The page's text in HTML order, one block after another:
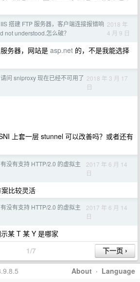
IIS 搭建 FTP 服务器，客户端连接报错响
not understood.怎么破？
2018 年
4 月 9 日
务器，网站是 asp.net 的，不是我能选择
请问 sniproxy 现在已经不可用了 2018 年 3 月 17
日
上套一层 stunnel 可以改善吗？或者还有
有没有支持 HTTP/2.0 的虚拟主
2017 年 6 月 14
日
比较灵活
有没有支持 HTTP/2.0 的虚拟主
2017 年 6 月 14
日
某 T 某 Y 是哪家
1/7
About · Language